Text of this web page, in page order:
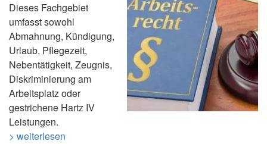
Dieses Fachgebiet
umfasst sowohl
Abmahnung, Kündigung,
Urlaub, Pflegezeit,
Nebentätigkeit, Zeugnis,
Diskriminierung am
Arbeitsplatz oder
gestrichene Hartz IV
Leistungen.
> weiterlesen